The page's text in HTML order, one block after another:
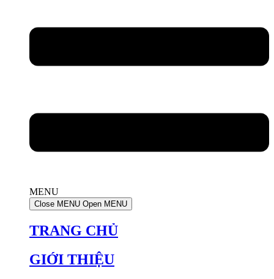
MENU
Close MENU Open MENU
TRANG CHỦ
GIỚI THIỆU